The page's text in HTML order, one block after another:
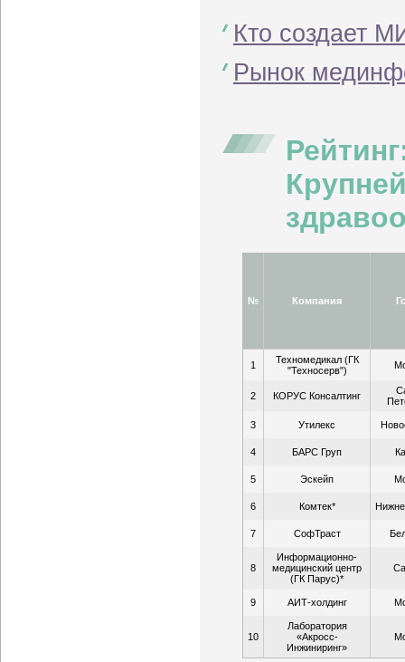
Кто создает
Рынок
№ Компания
1
Техномедикал (ГК
"Техносерв")
2 КОРУС Консалтинг
3 Утилекс
4 БАРС Груп
5 Эскейп
6 Комтек*
7 СофТраст
8
Информационно-
медицинский центр
(ГК Парус)*
9 АИТ-холдинг
10
Лаборатория
«Акросс-
Инжиниринг»